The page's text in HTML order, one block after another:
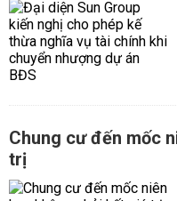
Chung cư đến mốc
trị